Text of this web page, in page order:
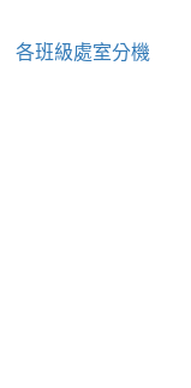
各班級處室分機